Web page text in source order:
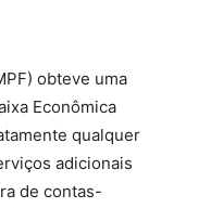
obteve uma
Econômica
qualquer
adicionais
de contas-